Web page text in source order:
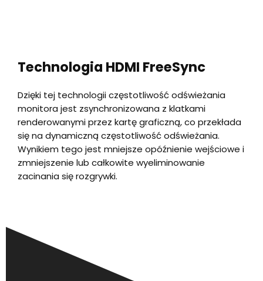
Technologia HDMI FreeSync
Dzięki tej technologii częstotliwość odświeżania
monitora jest zsynchronizowana z klatkami
renderowanymi przez kartę graficzną, co przekłada
się na dynamiczną częstotliwość odświeżania.
Wynikiem tego jest mniejsze opóźnienie wejściowe i
zmniejszenie lub całkowite wyeliminowanie
zacinania się rozgrywki.